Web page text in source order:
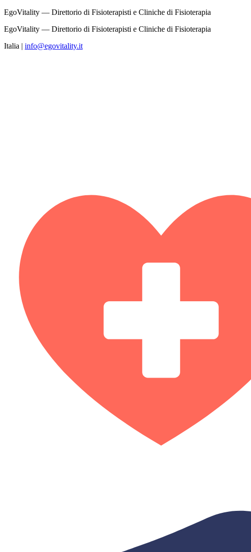
EgoVitality — Direttorio di Fisioterapisti e Cliniche di Fisioterapia
EgoVitality — Direttorio di Fisioterapisti e Cliniche di Fisioterapia
Italia | info@egovitality.it